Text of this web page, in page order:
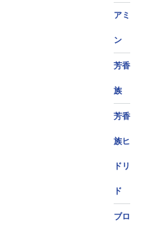
アミ
ン
芳香
族
芳香
族ヒ
ドリ
ド
ブロ